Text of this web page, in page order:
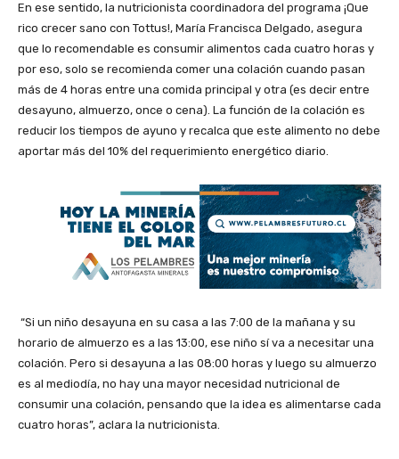
En ese sentido, la nutricionista coordinadora del programa ¡Que
rico crecer sano con Tottus!, María Francisca Delgado, asegura
que lo recomendable es consumir alimentos cada cuatro horas y
por eso, solo se recomienda comer una colación cuando pasan
más de 4 horas entre una comida principal y otra (es decir entre
desayuno, almuerzo, once o cena). La función de la colación es
reducir los tiempos de ayuno y recalca que este alimento no debe
aportar más del 10% del requerimiento energético diario.
“Si un niño desayuna en su casa a las 7:00 de la mañana y su
horario de almuerzo es a las 13:00, ese niño sí va a necesitar una
colación. Pero si desayuna a las 08:00 horas y luego su almuerzo
es al mediodía, no hay una mayor necesidad nutricional de
consumir una colación, pensando que la idea es alimentarse cada
cuatro horas”, aclara la nutricionista.